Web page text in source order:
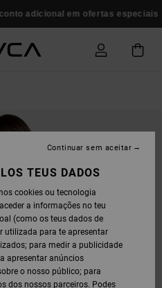
adicional em ofertas especiais
TEUS DADOS
cookies ou tecnologia
a informações no teu
(como os teus dados de
utilizada para te apresentar
para medir a publicidade
apresentar anúncios
o nosso público; para
dos nossos parceiros. Podes
Continuar sem aceitar